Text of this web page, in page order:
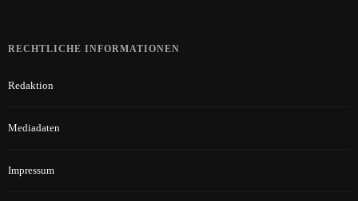
RECHTLICHE INFORMATIONEN
Redaktion
Mediadaten
Impressum